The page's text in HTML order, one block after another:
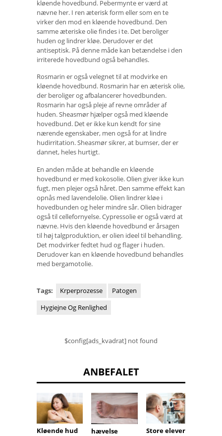
kløende hovedbund. Pebermynte er værd at
nævne her. I ren æterisk form eller som en te
virker den mod en kløende hovedbund. Den
samme æteriske olie findes i te. Det beroliger
huden og lindrer kløe. Derudover er det
antiseptisk. På denne måde kan betændelse i den
irriterede hovedbund også behandles.
Rosmarin er også velegnet til at modvirke en
kløende hovedbund. Rosmarin har en æterisk olie,
der beroliger og afbalancerer hovedbunden.
Rosmarin har også pleje af revne områder af
huden. Sheasmør hjælper også med kløende
hovedbund. Det er ikke kun kendt for sine
nærende egenskaber, men også for at lindre
hudirritation. Sheasmør sikrer, at bumser, der er
dannet, heles hurtigt.
En anden måde at behandle en kløende
hovedbund er med kokosolie. Olien giver ikke kun
fugt, men plejer også håret. Den samme effekt kan
opnås med lavendelolie. Olien lindrer kløe i
hovedbunden og heler mindre sår. Olien bidrager
også til cellefornyelse. Cypressolie er også værd at
nævne. Hvis den kløende hovedbund er årsagen
til høj talgproduktion, er olien ideel til behandling.
Det modvirker fedtet hud og flager i huden.
Derudover kan en kløende hovedbund behandles
med bergamotolie.
Tags: Krperprozesse
Patogen
Hygiejne Og Renlighed
$config[ads_kvadrat] not found
ANBEFALET
Kløende hud hævelse Store elever